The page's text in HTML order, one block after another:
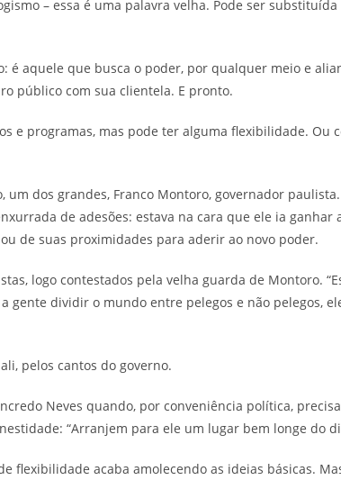
– essa é uma palavra velha. Pode ser
é aquele que busca o poder, por qualquer meio e
público com sua clientela. E pronto.
e programas, mas pode ter alguma flexibilidade. Ou
um dos grandes, Franco Montoro, governador
de adesões: estava na cara que ele ia ganhar
de suas proximidades para aderir ao novo poder.
logo contestados pela velha guarda de Montoro.
gente dividir o mundo entre pelegos e não pelegos,
pelos cantos do governo.
Neves quando, por conveniência política,
“Arranjem para ele um lugar bem longe do
flexibilidade acaba amolecendo as ideias básicas.